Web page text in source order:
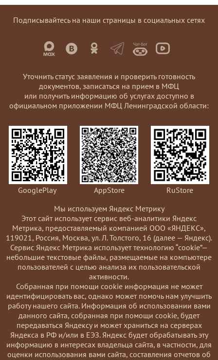
Подписывайтесь на наши страницы в социальных сетях
Уточнить статус заявления и проверить готовность
документов, записаться на прием в МФЦ
или получить информацию об услугах доступно в
официальном приложении МФЦ Ленинградской области:
GooglePlay AppStore
RuStore
Мы используем Яндекс Метрику
Этот сайт использует сервис веб-аналитики Яндекс
Метрика, предоставляемый компанией ООО «ЯНДЕКС»,
119021, Россия, Москва, ул. Л. Толстого, 16 (далее — Яндекс).
Сервис Яндекс Метрика использует технологию “cookie”—
небольшие текстовые файлы, размещаемые на компьютере
пользователей с целью анализа их пользовательской
активности.
Coбранная при помощи cookie информация не может
идентифицировать вас, однако может помочь нам улучшить
работу нашего сайта. Информация об использовании вами
данного сайта, собранная при помощи cookie, будет
передаваться Яндексу и может храниться на серверах
Яндекса в РФ и/или в ЕЭЗ. Яндекс будет обрабатывать эту
информацию в интересах владельца сайта, в частности, для
оценки использования вами сайта, составления отчетов об